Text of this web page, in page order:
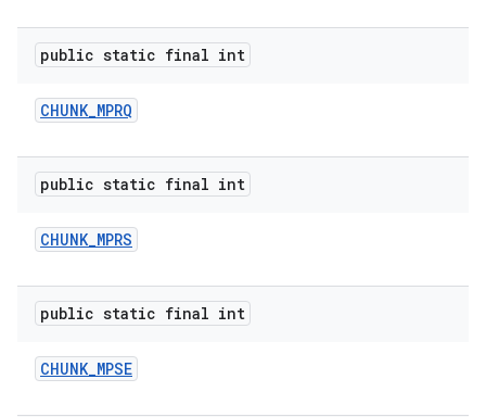
public static final int
CHUNK_MPRQ
public static final int
CHUNK_MPRS
public static final int
CHUNK_MPSE